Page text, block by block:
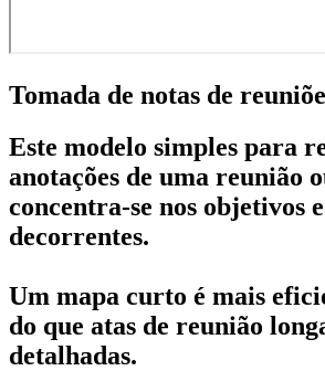
Tomada de notas de
Este modelo simples para
anotações de uma reunião
concentra-se nos objetivos
decorrentes.
Um mapa curto é mais
do que atas de reunião
detalhadas.